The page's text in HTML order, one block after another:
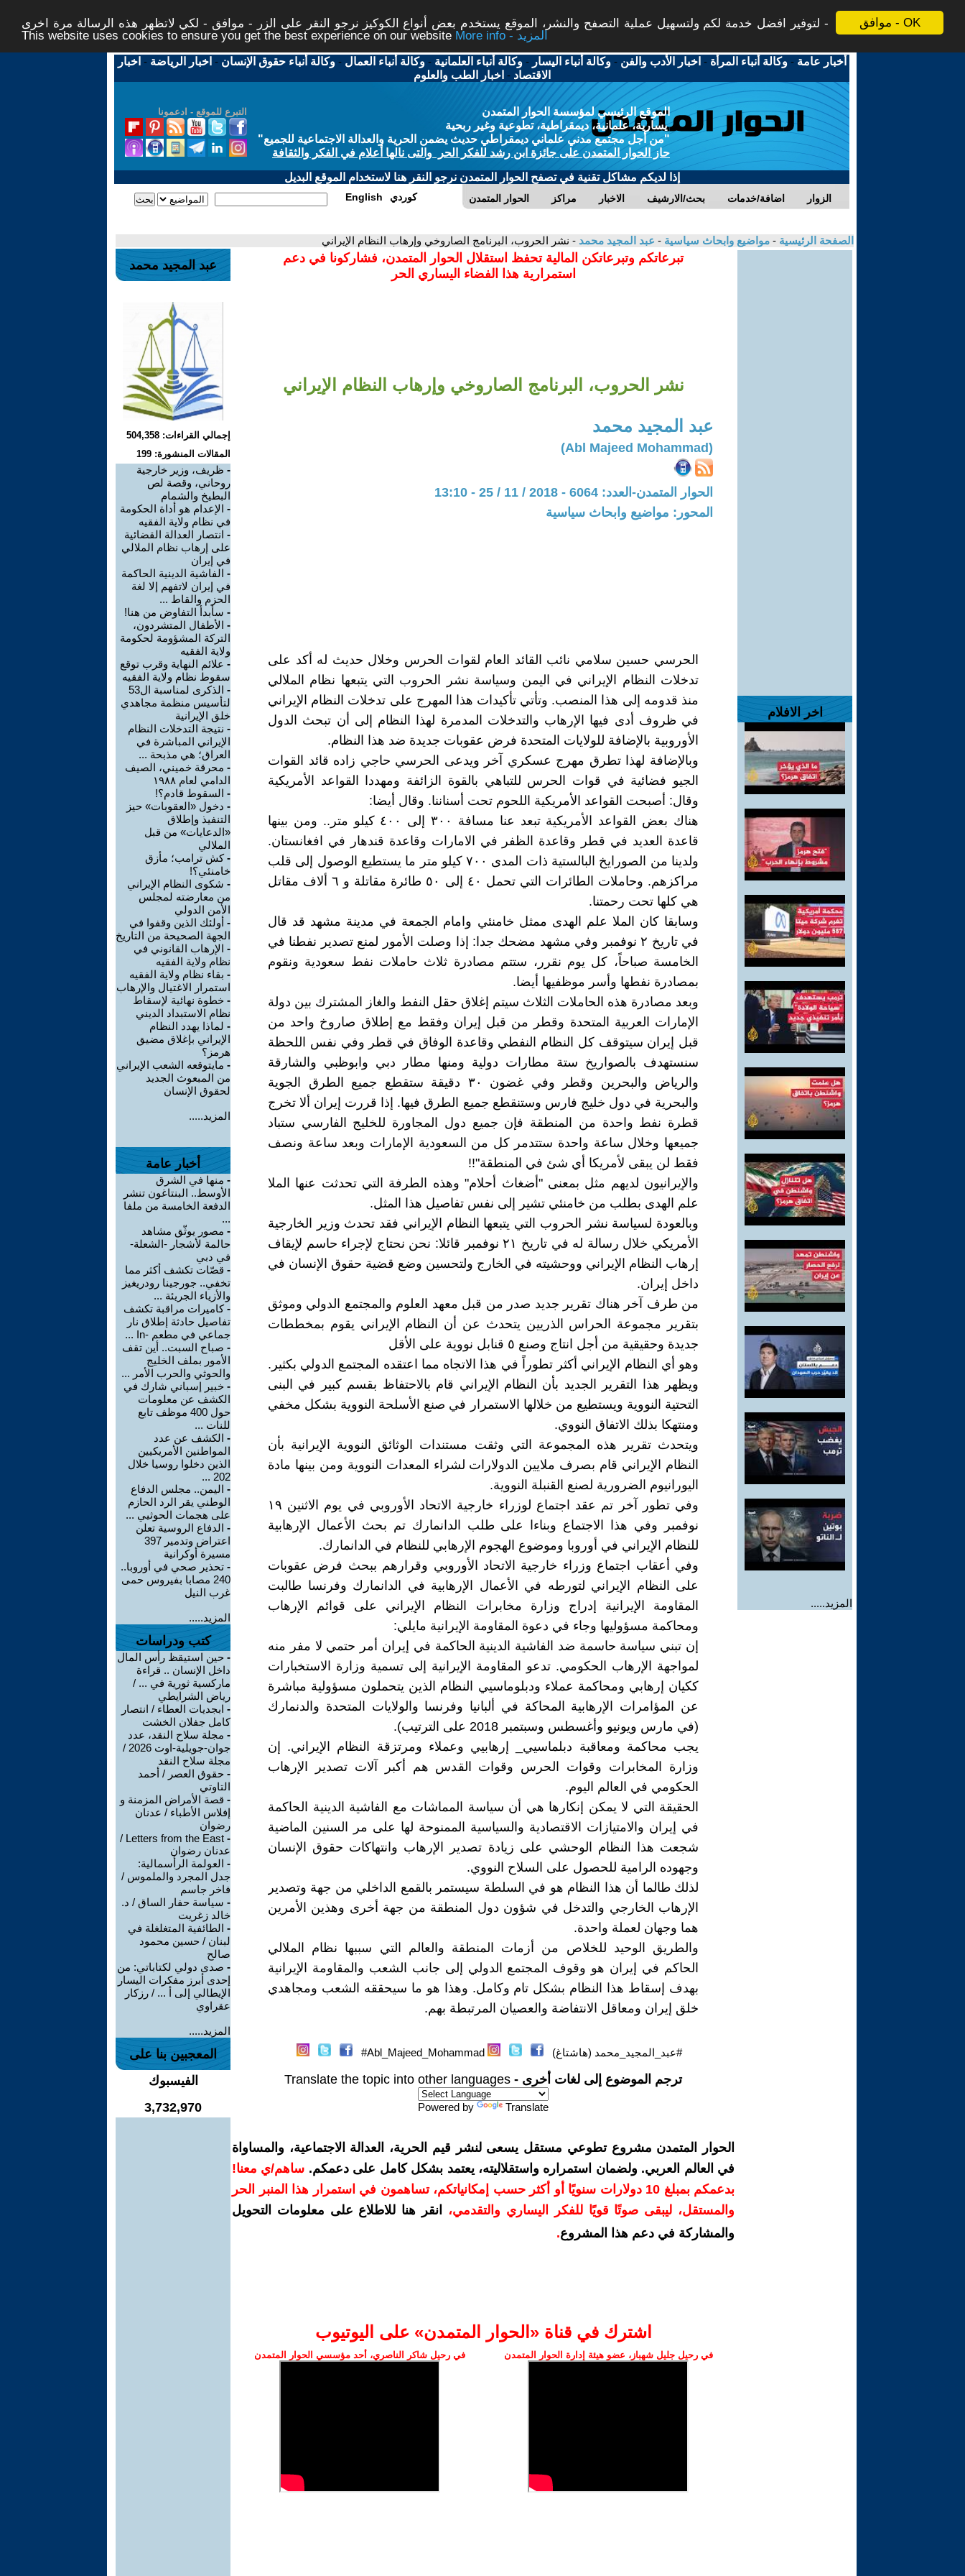
موافق - OK
لتوفير افضل خدمة لكم ولتسهيل عملية التصفح والنشر، الموقع يستخدم بعض أنواع الكوكيز نرجو النقر على الزر - موافق - لكي لاتظهر هذه الرسالة مرة اخرى -
This website uses cookies to ensure you get the best experience on our website
More info - المزيد
أخبار عامة -وكالة أنباء المرأة - اخبار الأدب والفن -وكالة أنباء اليسار -وكالة أنباء العلمانية -وكالة أنباء العمال -وكالة أنباء حقوق الإنسان - اخبار الرياضة - اخبار
الاقتصاد - اخبار الطب والعلوم
التبرع للموقع - ادعمونا
الموقع الرئيسي لمؤسسة الحوار المتمدن
يسارية، علمانية، ديمقراطية، تطوعية وغير ربحية
"من أجل مجتمع مدني علماني ديمقراطي حديث يضمن الحرية والعدالة الاجتماعية للجميع"
حاز الحوار المتمدن على جائزة ابن رشد للفكر الحر والتى نالها أعلام في الفكر والثقافة
إذا لديكم مشاكل تقنية في تصفح الحوار المتمدن نرجو النقر هنا لاستخدام الموقع البديل
الحوار المتمدن مراكز الاخبار بحث/الارشيف اضافة/خدمات الزوار English كوردي
الصفحة الرئيسية - مواضيع وابحاث سياسية - عبد المجيد محمد - نشر الحروب، البرنامج الصاروخي وإرهاب النظام الإيراني
اخر الافلام
المزيد.....
تبرعاتكم وتبرعاتكن المالية تحفظ استقلال الحوار المتمدن، فشاركونا في دعم
استمرارية هذا الفضاء اليساري الحر
نشر الحروب، البرنامج الصاروخي وإرهاب النظام الإيراني
عبد المجيد محمد
(Abl Majeed Mohammad)
الحوار المتمدن-العدد: 6064 - 2018 / 11 / 25 - 13:10
المحور: مواضيع وابحاث سياسية
الحرسي حسين سلامي نائب القائد العام لقوات الحرس وخلال حديث له أكد على
تدخلات النظام الإيراني في اليمن وسياسة نشر الحروب التي يتبعها نظام الملالي
منذ قدومه إلى هذا المنصب. وتأتي تأكيدات هذا المهرج على تدخلات النظام الإيراني
في ظروف أدى فيها الإرهاب والتدخلات المدمرة لهذا النظام إلى أن تبحث الدول
الأوروبية بالإضافة للولايات المتحدة فرض عقوبات جديدة ضد هذا النظام.
وبالإضافة لهذا تطرق مهرج عسكري آخر ويدعى الحرسي حاجي زاده قائد القوات
الجيو فضائية في قوات الحرس للتباهي بالقوة الزائفة ومهددا القواعد الأمريكية
وقال: أصبحت القواعد الأمريكية اللحوم تحت أسناننا. وقال أيضا:
هناك بعض القواعد الأمريكية تبعد عنا مسافة ٣٠٠ إلى ٤٠٠ كيلو متر.. ومن بينها
قاعدة العديد في قطر وقاعدة الظفر في الامارات وقاعدة قندهار في افغانستان.
ولدينا من الصورايخ البالستية ذات المدى ٧٠٠ كيلو متر ما يستطيع الوصول إلى قلب
مراكزهم. وحاملات الطائرات التي تحمل ٤٠ إلى ٥٠ طائرة مقاتلة و ٦ ألاف مقاتل
هي كلها تحت رحمتنا.
وسابقا كان الملا علم الهدى ممثل خامنئي وامام الجمعة في مدينة مشهد قد قال
في تاريخ ٢ نوفمبر وفي مشهد مضحك جدا: إذا وصلت الأمور لمنع تصدير نفطنا في
الخامسة صباحاً، كل يوم نقرر، ستتم مصادرة ثلاث حاملات نفط سعودية ونقوم
بمصادرة نفطها وأسر موظفيها أيضا.
وبعد مصادرة هذه الحاملات الثلاث سيتم إغلاق حقل النفط والغاز المشترك بين دولة
الإمارات العربية المتحدة وقطر من قبل إيران وفقط مع إطلاق صاروخ واحد من
قبل إيران سيتوقف كل النظام النفطي وقاعدة الوفاق في قطر وفي نفس اللحظة
سنستهدف بالصواريخ ستة مطارات دولية ومنها مطار دبي وابوظبي والشارقة
والرياض والبحرين وقطر وفي غضون ٣٠ دقيقة ستقطع جميع الطرق الجوية
والبحرية في دول خليج فارس وستنقطع جميع الطرق فيها. إذا قررت إيران ألا تخرج
قطرة نفط واحدة من المنطقة فإن جميع دول المجاورة للخليج الفارسي ستباد
جميعها وخلال ساعة واحدة ستتدمر كل من السعودية الإمارات وبعد ساعة ونصف
فقط لن يبقى لأمريكا أي شئ في المنطقة"!!
والإيرانيون لديهم مثل بمعنى "أضغاث أحلام" وهذه الطرفة التي تحدثت عنها الملا
علم الهدى بطلب من خامنئي تشير إلى نفس تفاصيل هذا المثل.
وبالعودة لسياسة نشر الحروب التي يتبعها النظام الإيراني فقد تحدث وزير الخارجية
الأمريكي خلال رسالة له في تاريخ ٢١ نوفمبر قائلا: نحن نحتاج لإجراء حاسم لإيقاف
إرهاب النظام الإيراني ووحشيته في الخارج ولتحسين وضع قضية حقوق الإنسان في
داخل إيران.
من طرف آخر هناك تقرير جديد صدر من قبل معهد العلوم والمجتمع الدولي وموثق
بتقرير مجموعة الحراس الذريين يتحدث عن أن النظام الإيراني يقوم بمخططات
جديدة وحقيقية من أجل انتاج وصنع ٥ قنابل نووية على الأقل
وهو أي النظام الإيراني أكثر تطوراً في هذا الاتجاه مما اعتقده المجتمع الدولي بكثير.
ويظهر هذا التقرير الجديد بأن النظام الإيراني قام بالاحتفاظ بقسم كبير في البنى
التحتية النووية ويستطيع من خلالها الاستمرار في صنع الأسلحة النووية بشكل مخفي
ومنتهكا بذلك الاتفاق النووي.
ويتحدث تقرير هذه المجموعة التي وثقت مستندات الوثائق النووية الإيرانية بأن
النظام الإيراني قام بصرف ملايين الدولارات لشراء المعدات النووية ومن بينها مادة
اليورانيوم الضرورية لصنع القنبلة النووية.
وفي تطور آخر تم عقد اجتماع لوزراء خارجية الاتحاد الأوروبي في يوم الاثنين ١٩
نوفمبر وفي هذا الاجتماع وبناءا على طلب الدانمارك تم بحث الأعمال الإرهابية
للنظام الإيراني في أوروبا وموضوع الهجوم الإرهابي للنظام في الدانمارك.
وفي أعقاب اجتماع وزراء خارجية الاتحاد الأوروبي وقرارهم ببحث فرض عقوبات
على النظام الإيراني لتورطه في الأعمال الإرهابية في الدانمارك وفرنسا طالبت
المقاومة الإيرانية إدراج وزارة مخابرات النظام الإيراني على قوائم الإرهاب
ومحاكمة مسؤوليها وجاء في دعوة المقاومة الإيرانية مايلي:
إن تبني سياسة حاسمة ضد الفاشية الدينية الحاكمة في إيران أمر حتمي لا مفر منه
لمواجهة الإرهاب الحكومي. تدعو المقاومة الإيرانية إلى تسمية وزارة الاستخبارات
ككيان إرهابي ومحاكمة عملاء ودبلوماسيي النظام الذين يتحملون مسؤولية مباشرة
عن المؤامرات الإرهابية المحاكة في ألبانيا وفرنسا والولايات المتحدة والدنمارك
(في مارس ويونيو وأغسطس وسبتمبر 2018 على الترتيب).
يجب محاكمة ومعاقبة دبلماسيي_ إرهابيي وعملاء ومرتزقة النظام الإيراني. إن
وزارة المخابرات وقوات الحرس وقوات القدس هم أكبر آلات تصدير الإرهاب
الحكومي في العالم اليوم.
الحقيقة التي لا يمكن إنكارها هي أن سياسة المماشات مع الفاشية الدينية الحاكمة
في إيران والامتيازات الاقتصادية والسياسية الممنوحة لها على مر السنين الماضية
شجعت هذا النظام الوحشي على زيادة تصدير الإرهاب وانتهاكات حقوق الإنسان
وجهوده الرامية للحصول على السلاح النووي.
لذلك طالما أن هذا النظام هو في السلطة سيستمر بالقمع الداخلي من جهة وتصدير
الإرهاب الخارجي والتدخل في شؤون دول المنطقة من جهة أخرى وهذين الأمرين
هما وجهان لعملة واحدة.
والطريق الوحيد للخلاص من أزمات المنطقة والعالم التي سببها نظام الملالي
الحاكم في إيران هو وقوف المجتمع الدولي إلى جانب الشعب والمقاومة الإيرانية
بهدف إسقاط هذا النظام بشكل تام وكامل. وهذا هو ما سيحققه الشعب ومجاهدي
خلق إيران ومعاقل الانتفاضة والعصيان المرتبطة بهم.
#عبد_المجيد_محمد (هاشتاغ) Abl_Majeed_Mohammad#
ترجم الموضوع إلى لغات أخرى - Translate the topic into other languages
Powered by Translate
الحوار المتمدن مشروع تطوعي مستقل يسعى لنشر قيم الحرية، العدالة الاجتماعية، والمساواة
في العالم العربي. ولضمان استمراره واستقلاليته، يعتمد بشكل كامل على دعمكم. ساهم/ي معنا!
بدعمكم بمبلغ 10 دولارات سنويًا أو أكثر حسب إمكانياتكم، تساهمون في استمرار هذا المنبر الحر
والمستقل، ليبقى صوتًا قويًا للفكر اليساري والتقدمي،
انقر هنا للاطلاع على معلومات التحويل
والمشاركة في دعم هذا المشروع.
اشترك في قناة ‫«الحوار المتمدن» على اليوتيوب
في رحيل جليل شهباز، عضو هيئة إدارة الحوار المتمدن في رحيل شاكر الناصري، أحد مؤسسي الحوار المتمدن
عبد المجيد محمد
إجمالي القراءات: 504,358
المقالات المنشورة: 199
- ظريف، وزير خارجية
روحاني، وقصة لص
البطيخ والشمام
- الإعدام هو أداة الحكومة
في نظام ولاية الفقيه
- انتصار العدالة القضائية
على إرهاب نظام الملالي
في إيران
- الفاشية الدينية الحاكمة
في إيران لاتفهم إلا لغة
الحزم والقاط ...
- سأبدأ التفاوض من هنا!
- الأطفال المتشردون،
التركة المشؤومة لحكومة
ولاية الفقيه
- علائم النهاية وقرب توقع
سقوط نظام ولاية الفقيه
-
الذكرى لمناسبة ال53
لتأسيس منظمة مجاهدي
خلق الإيرانية
- نتيجة التدخلات النظام
الإيراني المباشرة في
العراق؛ هي مذبحة ...
- محرقة خميني، الصيف
الدامي لعام ١٩٨٨
- السقوط قادم؟!
- دخول «العقوبات» حيز
التنفيذ وإطلاق
«الدعايات» من قبل
الملالي
-كش ترامب؛ مأزق
خامنئي؟!
- شكوى النظام الإيراني
من معارضته لمجلس
الأمن الدولي
- أولئك الذين وقفوا في
الجهة الصحيحة من التاريخ
- الإرهاب القانوني في
نظام ولاية الفقيه
- بقاء نظام ولاية الفقيه
استمرار الاغتيال والإرهاب
- خطوة نهائية لإسقاط
نظام الاستبداد الديني
- لماذا يهدد النظام
الإيراني بإغلاق مضيق
هرمز؟
- مايتوقعه الشعب الإيراني
من المبعوث الجديد
لحقوق الإنسان
المزيد.....
أخبار عامة
- منها في الشرق
الأوسط.. البنتاغون تنشر
الدفعة الخامسة من ملفا
...
- مصور يوثّق مشاهد
حالمة لأشجار -الشعلة-
في دبي
- قصّات تكشف أكثر مما
تخفي.. جورجينا رودريغيز
والأزياء الجريئة ...
-كاميرات مراقبة تكشف
تفاصيل حادثة إطلاق نار
جماعي في مطعم -In ...
- صباح السبت.. أين تقف
الأمور بملف الخليج
والحوثي والحرب الأمر ...
- خبير إسباني شارك في
الكشف عن معلومات
حول 400 موظف تابع
للنات ...
- الكشف عن عدد
المواطنين الأمريكيين
الذين دخلوا روسيا خلال
202 ...
- اليمن.. مجلس الدفاع
الوطني يقر الرد الحازم
على هجمات الحوثيي ...
- الدفاع الروسية تعلن
اعتراض وتدمير 397
مسيرة أوكرانية
- تحذير صحي في أوروبا..
240 مصابا بفيروس حمى
غرب النيل
المزيد.....
كتب ودراسات
- حين استيقظ رأس المال
داخل الإنسان .. قراءة
ماركسية ثورية في ... /
رياض الشرايطي
- ابجديات العطاء / انتصار
كامل جفلان الخشت
- مجلة سلاح النقد، عدد
جوان-جويلية-اوت 2026 /
مجلة سلاح النقد
- حقوق العصر / أحمد
التاوتي
- قصة الأمراض المزمنة و
إفلاس الأطباء / عدنان
رضوان
-
Letters from the East /
عدنان رضوان
- العولمة الرأسمالية:
جدل المجرد والملموس /
فاخر جاسم
- سياسة حفار الساق / د.
خالد زغريت
- الطائفية المتغلغلة في
لبنان / حسين محمود
صالح
- صدى دولي لكتاباتي: من
إحدى أبرز مفكرات اليسار
الإيطالي إلى أ ... / رزكار
عقراوي
المزيد.....
المعجبين بنا على
الفيسبوك
3,732,970